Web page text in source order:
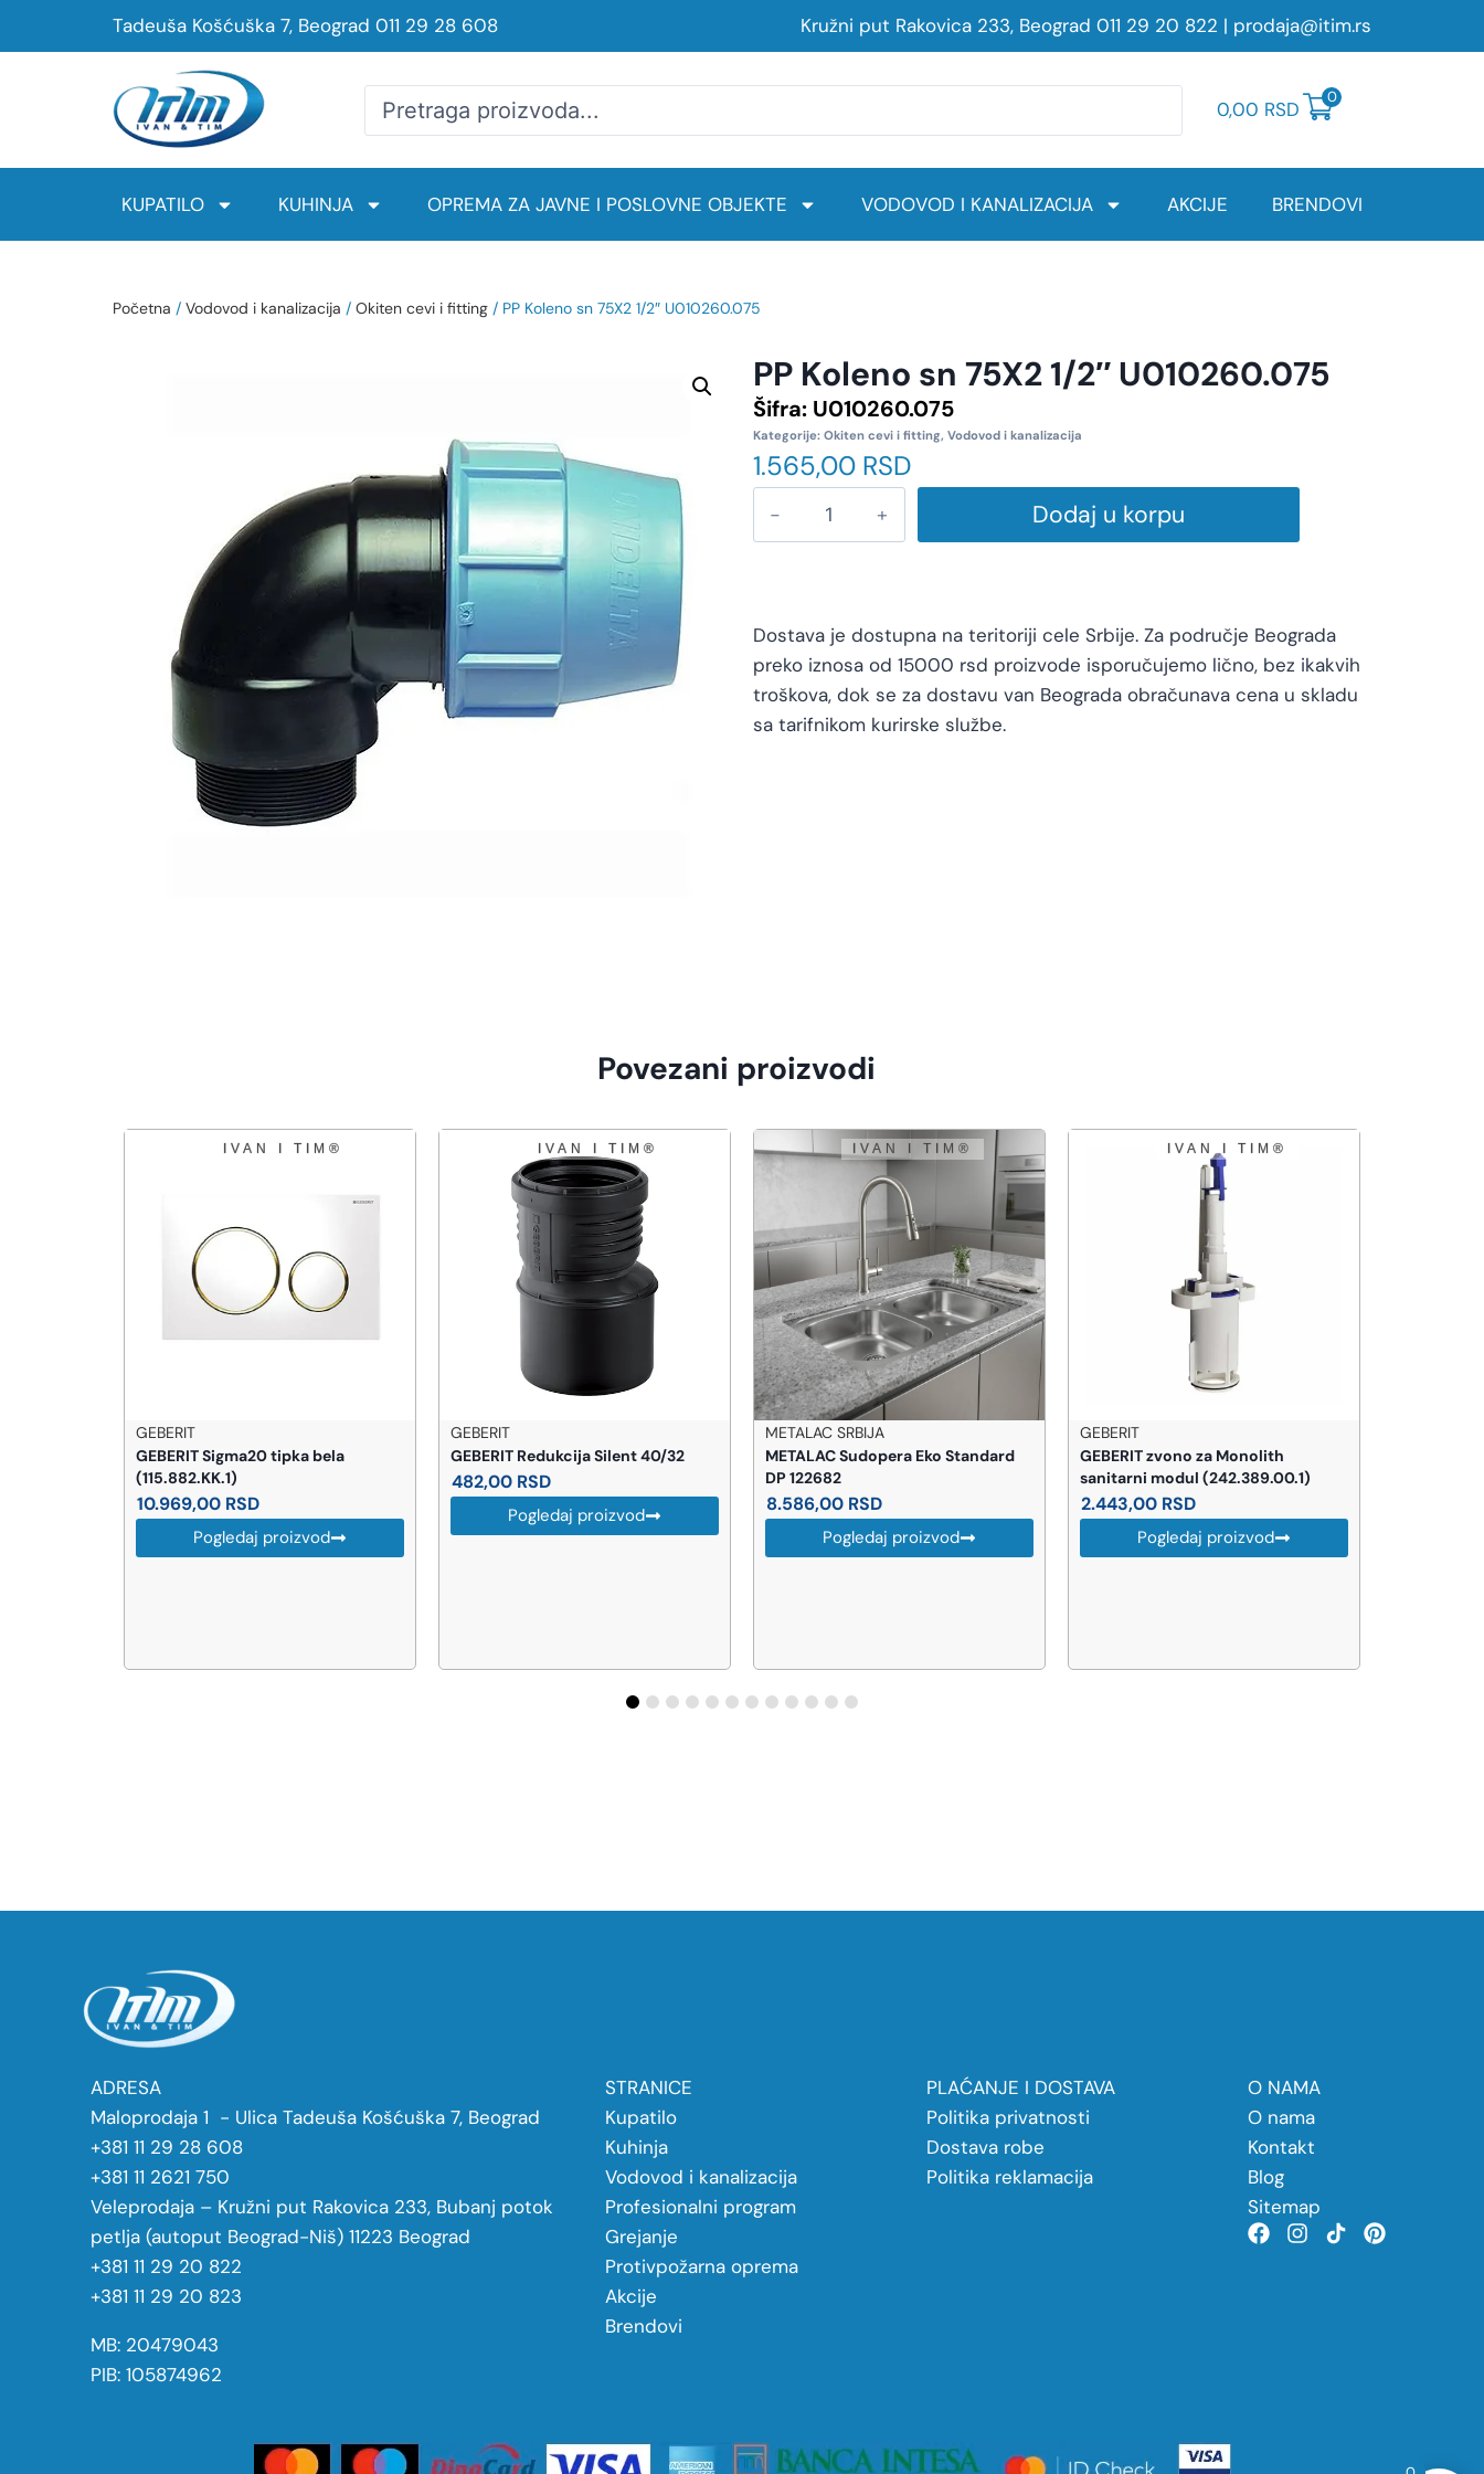
Tadeuša Košćuška 7, Beograd 011 29 28 608 Kružni put Rakovica 233, Beograd 011 29 20 822 | prodaja@itim.rs
0,00 RSD
0
KUPATILO KUHINJA OPREMA ZA JAVNE I POSLOVNE OBJEKTE VODOVOD I KANALIZACIJA AKCIJE BRENDOVI
Početna / Vodovod i kanalizacija / Okiten cevi i fitting / PP Koleno sn 75X2 1/2″ U010260.075
PP Koleno sn 75X2 1/2″ U010260.075
Šifra: U010260.075
Kategorije: Okiten cevi i fitting, Vodovod i kanalizacija
1.565,00 RSD
Dodaj u korpu
Dostava je dostupna na teritoriji cele Srbije. Za područje Beograda
preko iznosa od 15000 rsd proizvode isporučujemo lično, bez ikakvih
troškova, dok se za dostavu van Beograda obračunava cena u skladu
sa tarifnikom kurirske službe.
Povezani proizvodi
GEBERIT
GEBERIT Sigma20 tipka bela
(115.882.KK.1)
10.969,00 RSD
Pogledaj proizvod
GEBERIT
GEBERIT Redukcija Silent 40/32
482,00 RSD
Pogledaj proizvod
METALAC SRBIJA
METALAC Sudopera Eko Standard
DP 122682
8.586,00 RSD
Pogledaj proizvod
GEBERIT
GEBERIT zvono za Monolith
sanitarni modul (242.389.00.1)
2.443,00 RSD
Pogledaj proizvod
ADRESA
Maloprodaja 1 - Ulica Tadeuša Košćuška 7, Beograd
+381 11 29 28 608
+381 11 2621 750
Veleprodaja – Kružni put Rakovica 233, Bubanj potok
petlja (autoput Beograd-Niš) 11223 Beograd
+381 11 29 20 822
+381 11 29 20 823
MB: 20479043
PIB: 105874962
STRANICE
Kupatilo
Kuhinja
Vodovod i kanalizacija
Profesionalni program
Grejanje
Protivpožarna oprema
Akcije
Brendovi
PLAĆANJE I DOSTAVA
Politika privatnosti
Dostava robe
Politika reklamacija
O NAMA
O nama
Kontakt
Blog
Sitemap